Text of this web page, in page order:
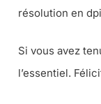
résolution en
Si vous avez
l’essentiel.